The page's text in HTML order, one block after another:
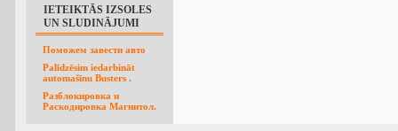
IETEIKTĀS IZSOLES
UN SLUDINĀJUMI
Поможем завести авто
Palīdzēsim iedarbināt
automašīnu Busters .
Разблокировка и
Раскодировка Магнитол.